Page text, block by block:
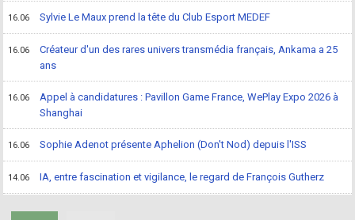
16.06 Sylvie Le Maux prend la tête du Club Esport MEDEF
16.06
Créateur d'un des rares univers transmédia français, Ankama a 25
ans
16.06
Appel à candidatures : Pavillon Game France, WePlay Expo 2026 à
Shanghai
16.06 Sophie Adenot présente Aphelion (Don't Nod) depuis l'ISS
14.06 IA, entre fascination et vigilance, le regard de François Gutherz